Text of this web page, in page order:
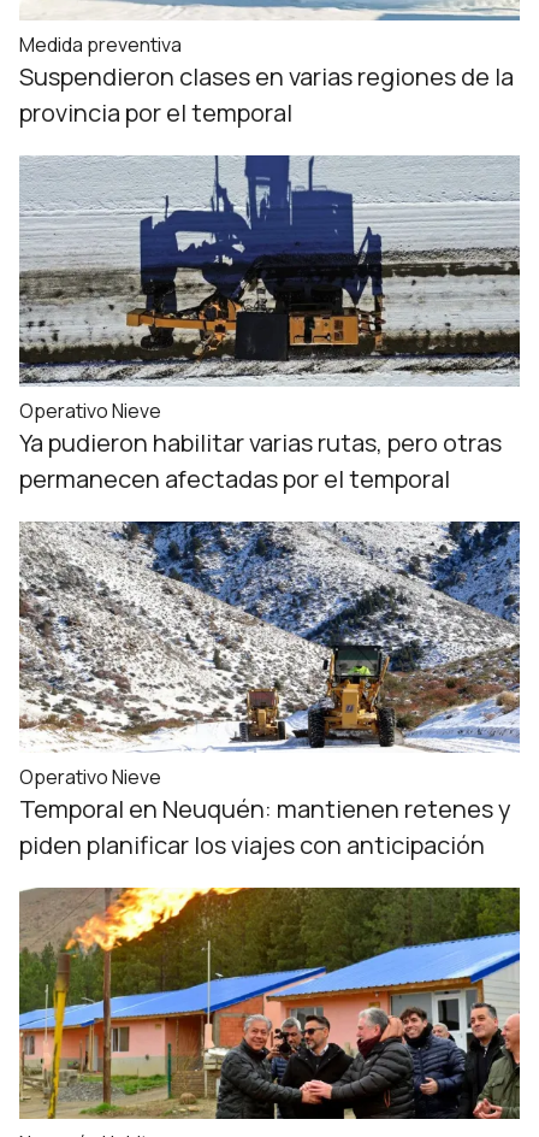
Medida preventiva
Suspendieron clases en varias regiones de la
provincia por el temporal
Operativo Nieve
Ya pudieron habilitar varias rutas, pero otras
permanecen afectadas por el temporal
Operativo Nieve
Temporal en Neuquén: mantienen retenes y
piden planificar los viajes con anticipación